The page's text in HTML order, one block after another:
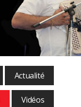
Actualité
Vidéos